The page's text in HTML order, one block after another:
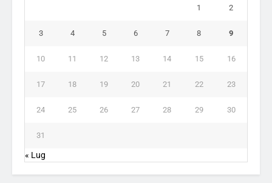
1 2
3 4 5 6 7 8 9
10 11 12 13 14 15 16
17 18 19 20 21 22 23
24 25 26 27 28 29 30
31
« Lug